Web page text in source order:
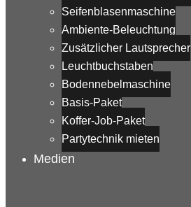
Seifenblasenmaschine
Ambiente-Beleuchtung
Zusätzlicher Lautsprecher
Leuchtbuchstaben
Bodennebelmaschine
Basis-Paket
Koffer-Job-Paket
Partytechnik mieten
Medien